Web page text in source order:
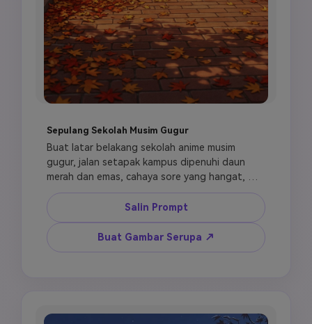
Sepulang Sekolah Musim Gugur
Buat latar belakang sekolah anime musim
gugur, jalan setapak kampus dipenuhi daun
merah dan emas, cahaya sore yang hangat,
gedung sekolah di kejauhan, suasana damai
setelah sekolah, adegan slice of life sinematik,
seni lingkungan terperinci, komposisi siap
wallpaper.
Salin Prompt
Buat Gambar Serupa ↗